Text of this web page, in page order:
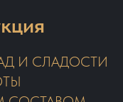
И СЛАДОСТИ